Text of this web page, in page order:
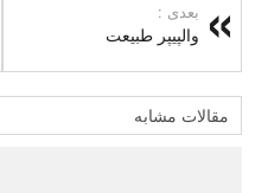
بعدی :
والپیپر طبیعت
مقالات مشابه